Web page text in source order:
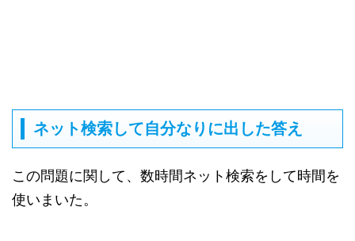
ネット検索して自分なりに出した答え
この問題に関して、数時間ネット検索をして時間を
使いまいた。